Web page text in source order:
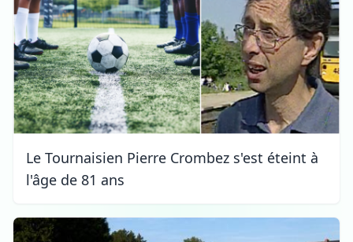
Le Tournaisien Pierre Crombez s'est éteint à
l'âge de 81 ans